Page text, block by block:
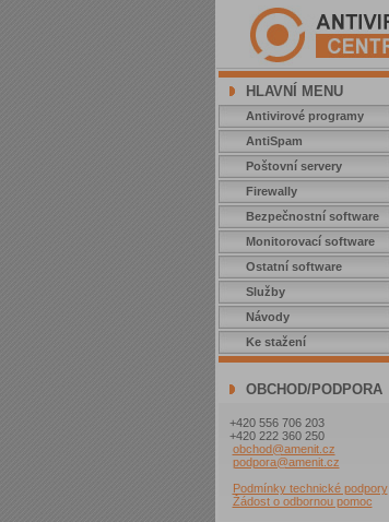
HLAVNÍ MENU
Antivirové programy
AntiSpam
Poštovní servery
Firewally
Bezpečnostní software
Monitorovací software
Ostatní software
Služby
Návody
Ke stažení
OBCHOD/PODPORA
+420 556 706 203
+420 222 360 250
obchod@amenit.cz
podpora@amenit.cz
Podmínky technické podpory
Žádost o odbornou pomoc